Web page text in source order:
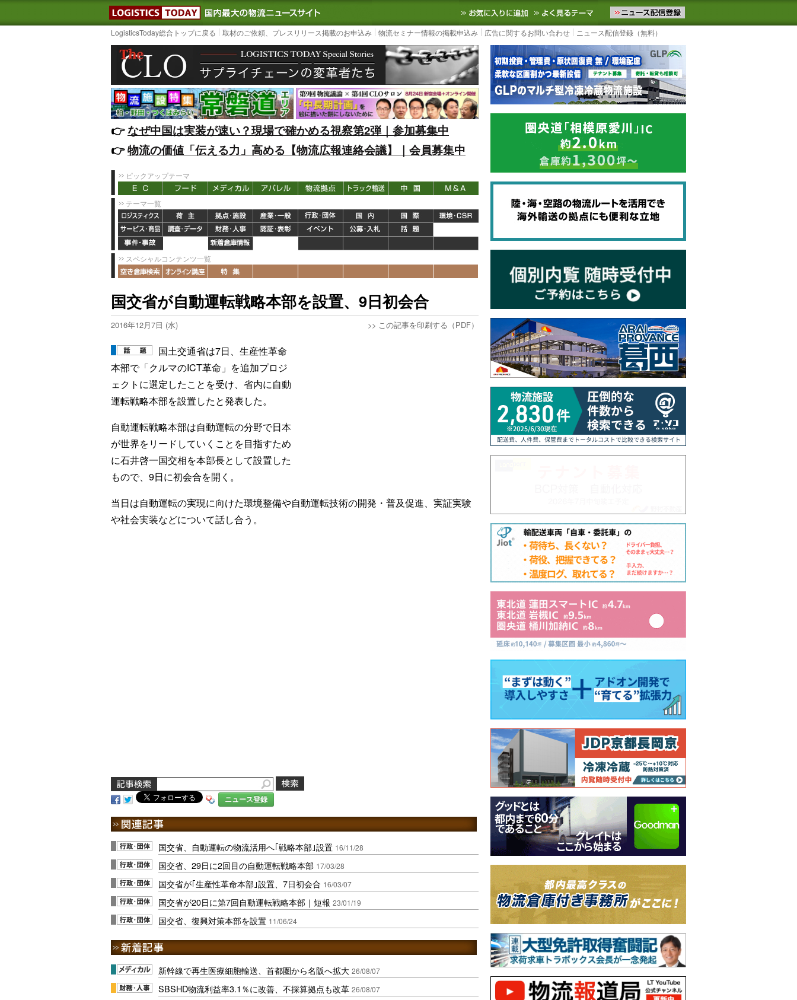
LOGISTICS TODAY｜国内最大の物流ニュースサイト3PL, SCMなど国内外の最新の物流ニュースをお届けします。物流ニュースメール配信を登録す
お気に入りに追加 よく見るテーマ
LogisticsToday総合トップに戻る 取材のご依頼、プレスリリース掲載のお申込み 物流セミナー情報の掲載申込み 広告に関するお問い合わせ ニュース配信登録（無料）
👉️なぜ中国は実装が速い？現場で確かめる視察第2弾｜参加募集中
👉️物流の価値「伝える力」高める【物流広報連絡会議】｜会員募集中
ピックアップテーマ
テーマ一覧
スペシャルコンテンツ一覧
国交省が自動運転戦略本部を設置、9日初会合
2016年12月7日 (水) >> この記事を印刷する（PDF）
国土交通省は7日、生産性革命
本部で「クルマのICT革命」を追加プロジ
ェクトに選定したことを受け、省内に自動
運転戦略本部を設置したと発表した。
自動運転戦略本部は自動運転の分野で日本
が世界をリードしていくことを目指すため
に石井啓一国交相を本部長として設置した
もので、9日に初会合を開く。
当日は自動運転の実現に向けた環境整備や自動運転技術の開発・普及促進、実証実験
や社会実装などについて話し合う。
ニュース登録
国交省、自動運転の物流活用へ｢戦略本部｣設置 16/11/28
国交省、29日に2回目の自動運転戦略本部 17/03/28
国交省が｢生産性革命本部｣設置、7日初会合 16/03/07
国交省が20日に第7回自動運転戦略本部｜短報 23/01/19
国交省、復興対策本部を設置 11/06/24
新幹線で再生医療細胞輸送、首都圏から名阪へ拡大 26/08/07
SBSHD物流利益率3.1％に改善、不採算拠点も改革 26/08/07